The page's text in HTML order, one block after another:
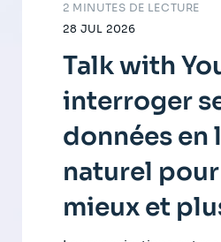
28 JUL 2026
2 MINUTES DE LECTURE
Talk with
interroger
données en
naturel
mieux et